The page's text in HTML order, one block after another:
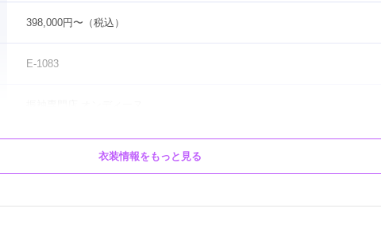
398,000円〜（税込）
E-1083
衣装情報をもっと見る